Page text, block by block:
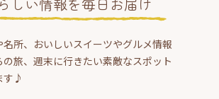
所、おいしいスイーツやグルメ情報
の旅、週末に行きたい素敵なスポット
す♪